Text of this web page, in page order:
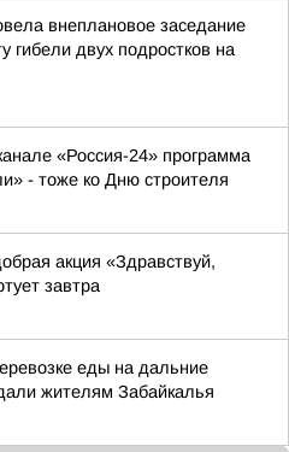
внеплановое заседание
гибели двух подростков на
«Россия-24» программа
- тоже ко Дню строителя
акция «Здравствуй,
завтра
еды на дальние
жителям Забайкалья